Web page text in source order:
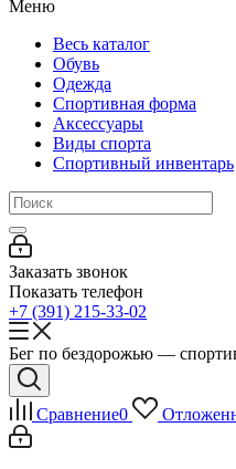
Меню
Весь каталог
Обувь
Одежда
Спортивная форма
Аксессуары
Виды спорта
Спортивный инвентарь
Заказать звонок
Показать телефон
+7 (391) 215-33-02
Бег по бездорожью —
Сравнение0